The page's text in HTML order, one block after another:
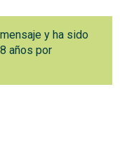
y ha sido
años por